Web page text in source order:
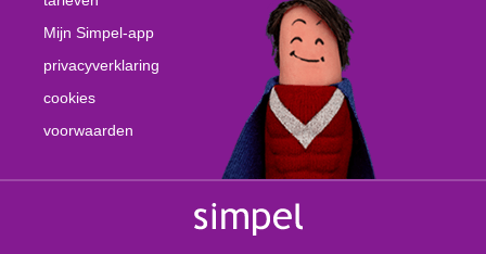
Mijn Simpel-app
privacyverklaring
cookies
voorwaarden